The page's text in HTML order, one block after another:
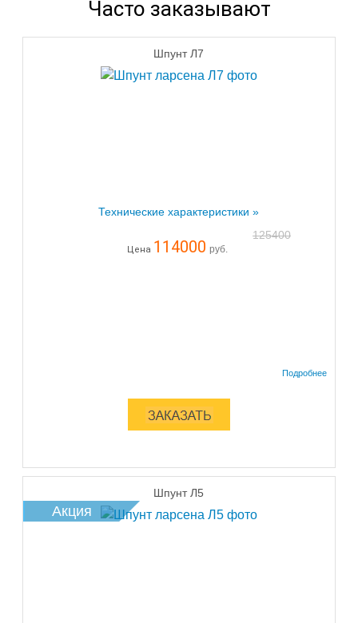
Часто заказывают
Шпунт Л7
Технические характеристики »
125400
Цена 114000 руб.
Акция
Шпунт Л5